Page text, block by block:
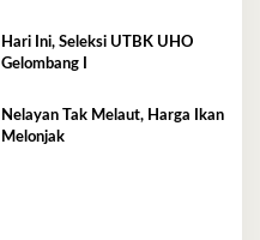
Hari Ini, Seleksi UTBK UHO
Gelombang I
Nelayan Tak Melaut, Harga Ikan
Melonjak